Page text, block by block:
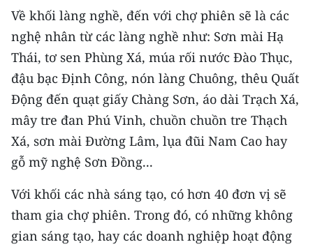
VỀ BÁO NHÂN DÂN
THỜI NAY
NHÂN DÂN CUỐI TUẦN
NHÂN DÂN HẰNG THÁNG
ĐỌC BÁO IN
Về khối làng nghề, đến với chợ phiên sẽ là các
nghệ nhân từ các làng nghề như: Sơn mài Hạ
Thái, tơ sen Phùng Xá, múa rối nước Đào Thục,
đậu bạc Định Công, nón làng Chuông, thêu Quất
Động đến quạt giấy Chàng Sơn, áo dài Trạch Xá,
mây tre đan Phú Vinh, chuồn chuồn tre Thạch
Xá, sơn mài Đường Lâm, lụa đũi Nam Cao hay
gỗ mỹ nghệ Sơn Đồng...
Với khối các nhà sáng tạo, có hơn 40 đơn vị sẽ
tham gia chợ phiên. Trong đó, có những không
gian sáng tạo, hay các doanh nghiệp hoạt động